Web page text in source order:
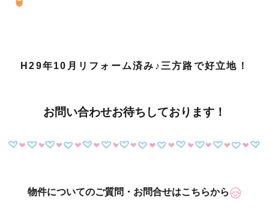
H29年10月リフォーム済み♪三方路で好立地！
お問い合わせお待ちしております！
物件についてのご質問・お問合せはこちらから